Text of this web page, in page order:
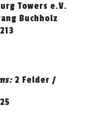
Towers e.V.
Buchholz
2 Felder /